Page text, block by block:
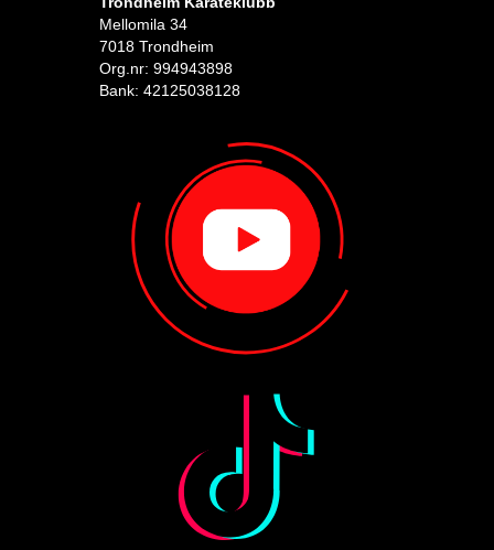
Mellomila 34
7018 Trondheim
Org.nr: 994943898
Bank: 42125038128